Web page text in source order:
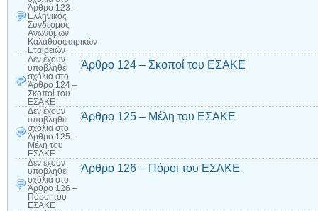
Άρθρο 123 –
Ελληνικός
Σύνδεσμος
Ανωνύμων
Καλαθοσφαιρικών
Εταιρειών
Δεν έχουν
υποβληθεί
σχόλια στο
Άρθρο 124 –
Σκοποί του
ΕΣΑΚΕ
Άρθρο 124 – Σκοποί του ΕΣΑΚΕ
Δεν έχουν
υποβληθεί
σχόλια στο
Άρθρο 125 –
Μέλη του
ΕΣΑΚΕ
Άρθρο 125 – Μέλη του ΕΣΑΚΕ
Δεν έχουν
υποβληθεί
σχόλια στο
Άρθρο 126 –
Πόροι του
ΕΣΑΚΕ
Άρθρο 126 – Πόροι του ΕΣΑΚΕ